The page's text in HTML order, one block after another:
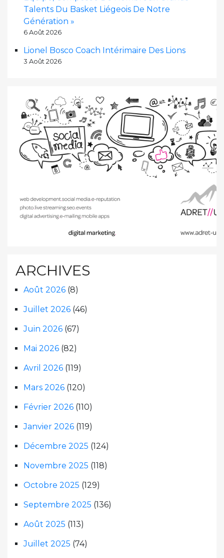
Talents Du Basket Liégeois De Notre
Génération »
6 Août 2026
Lionel Bosco Coach Intérimaire Des Lions
3 Août 2026
ARCHIVES
Août 2026 (8)
Juillet 2026 (46)
Juin 2026 (67)
Mai 2026 (82)
Avril 2026 (119)
Mars 2026 (120)
Février 2026 (110)
Janvier 2026 (119)
Décembre 2025 (124)
Novembre 2025 (118)
Octobre 2025 (129)
Septembre 2025 (136)
Août 2025 (113)
Juillet 2025 (74)